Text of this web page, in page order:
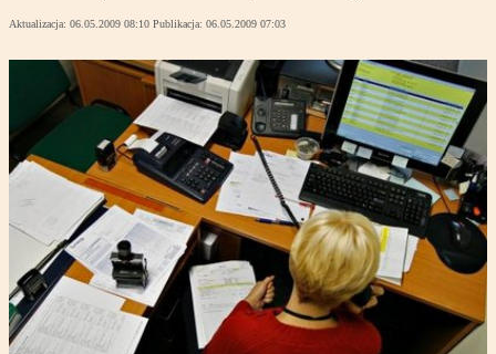
Aktualizacja: 06.05.2009 08:10 Publikacja: 06.05.2009 07:03